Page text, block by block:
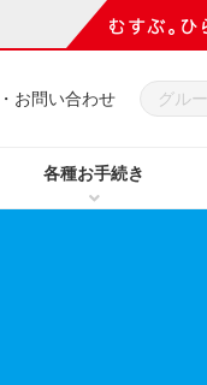
各種お手続き
お問い合わせ